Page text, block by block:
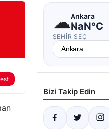
☁Ankara
NaN°C
ŞEHIR SEÇ
Bizi Takip Edin